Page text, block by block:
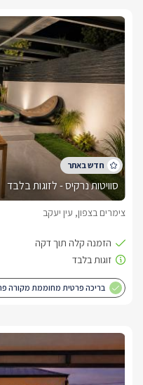
מפנק ופרטי. ובו בריכת
איזור החוץ
פינת ברביקיו חדישה, פינות
כלול באירוח
סוויטות נרקיס - לזוגות בלבד
צימרים בצפון, עין יעקב
בריכה פרטית מחוממת מקורה